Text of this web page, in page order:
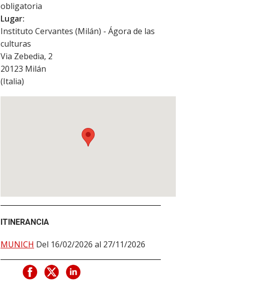
obligatoria
Lugar:
Instituto Cervantes (Milán) - Ágora de las
culturas
Via Zebedia, 2
20123 Milán
(Italia)
ITINERANCIA
MUNICH Del 16/02/2026 al 27/11/2026